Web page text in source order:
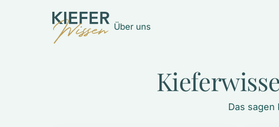
Über uns
Das sagen